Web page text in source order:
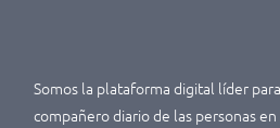
Somos la plataforma digital líder
compañero diario de las personas